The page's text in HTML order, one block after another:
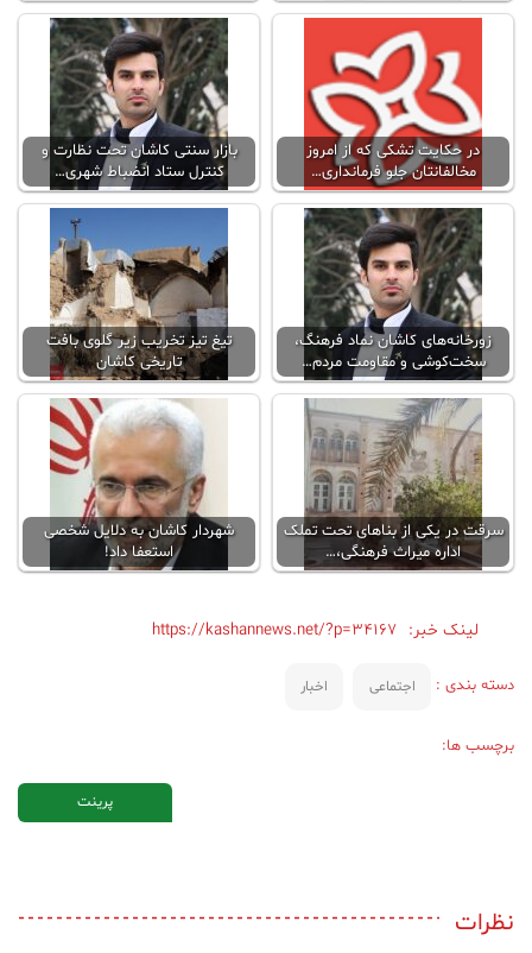
در حکایت تشکی که از امروز
مخالفانتان جلو فرمانداری…
بازار سنتی کاشان تحت نظارت و
کنترل ستاد انضباط شهری…
زورخانه‌های کاشان نماد فرهنگ،
سخت‌کوشی و مقاومت مردم…
تیغ تیز تخریب زیر گلوی بافت
تاریخی کاشان
سرقت در یکی از بناهای تحت تملک
اداره میراث فرهنگی،…
شهردار کاشان به دلایل شخصی
استعفا داد!
لینک خبر: https://kashannews.net/?p=34167
دسته بندی : اجتماعی اخبار
برچسب ها:
پرینت
نظرات